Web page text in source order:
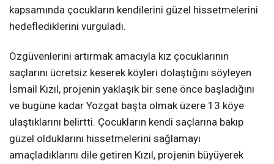
kapsamında çocukların kendilerini güzel hissetmelerini
hedeflediklerini vurguladı.
Özgüvenlerini artırmak amacıyla kız çocuklarının
saçlarını ücretsiz keserek köyleri dolaştığını söyleyen
İsmail Kızıl, projenin yaklaşık bir sene önce başladığını
ve bugüne kadar Yozgat başta olmak üzere 13 köye
ulaştıklarını belirtti. Çocukların kendi saçlarına bakıp
güzel olduklarını hissetmelerini sağlamayı
amaçladıklarını dile getiren Kızıl, projenin büyüyerek